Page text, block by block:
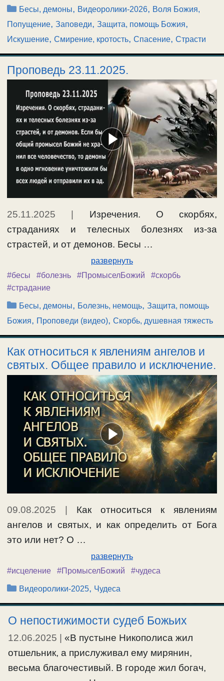
Рубрики
Бесы, демоны, Видеоролики-2026, Воля Божия,
Попущение, Заповеди, Защита, помощь Божия,
Искушение, Смирение, кротость, Спасение, Страсти
Проповедь 23.11.2025.
25.11.2025
Изречения. О скорбях,
страданиях и телесных болезнях из-за
страстей, и от демонов. Бесы …
развернуть
#бесы
#болезнь #ПромыселБожий
#скорбь
#страдание
Рубрики
Бесы, демоны, Болезнь, немощь,Защита, помощь
Божия, Проповеди (видео), Скорбь, душевная тяжесть
Как относиться к явлениям ангелов и
святых. Общее правило и исключение.
09.08.2025
Как относиться к явлениям
ангелов и святых, и как определить от Бога
это или нет? О …
развернуть
#исцеление
#ПромыселБожий #чудеса
Рубрики
Видеоролики-2025, Чудеса
О непостижимости судеб Божьих
12.06.2025 | «В пустыне Никополиса жил
отшельник, а прислуживал ему мирянин,
весьма благочестивый. В городе жил богач,